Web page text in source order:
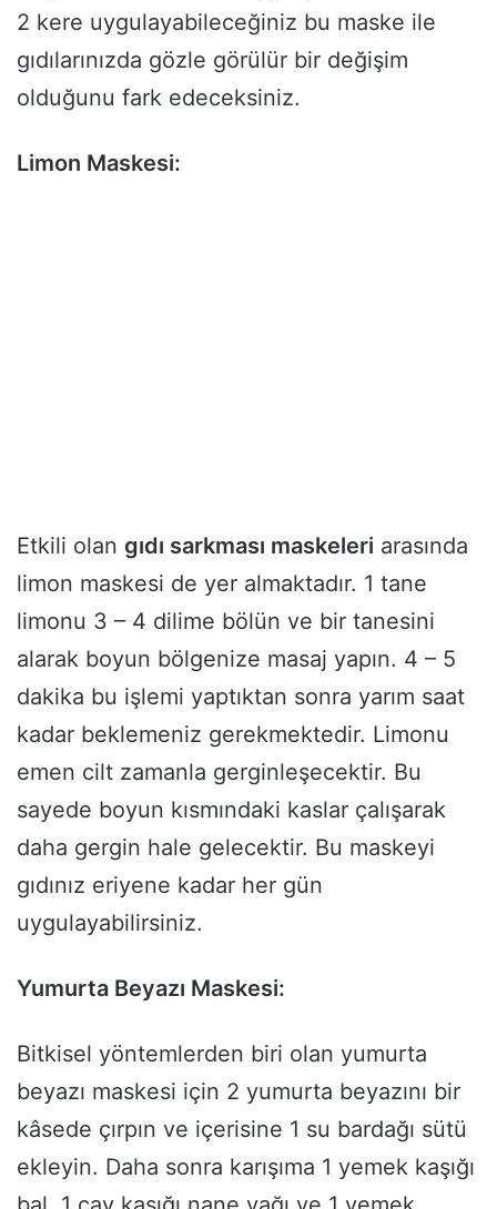
2 kere uygulayabileceğiniz bu maske ile
gıdılarınızda gözle görülür bir değişim
olduğunu fark edeceksiniz.
Limon Maskesi:
Etkili olan gıdı sarkması maskeleri arasında
limon maskesi de yer almaktadır. 1 tane
limonu 3 – 4 dilime bölün ve bir tanesini
alarak boyun bölgenize masaj yapın. 4 – 5
dakika bu işlemi yaptıktan sonra yarım saat
kadar beklemeniz gerekmektedir. Limonu
emen cilt zamanla gerginleşecektir. Bu
sayede boyun kısmındaki kaslar çalışarak
daha gergin hale gelecektir. Bu maskeyi
gıdınız eriyene kadar her gün
uygulayabilirsiniz.
Yumurta Beyazı Maskesi:
Bitkisel yöntemlerden biri olan yumurta
beyazı maskesi için 2 yumurta beyazını bir
kâsede çırpın ve içerisine 1 su bardağı sütü
ekleyin. Daha sonra karışıma 1 yemek kaşığı